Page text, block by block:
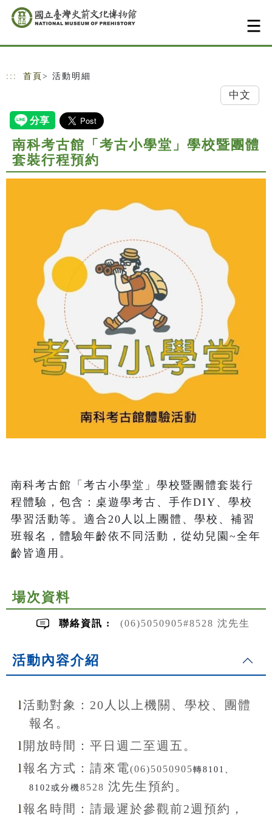
跳到主要內容
網站導覽
::: 首頁 > 活動明細
中文
南科考古館「考古小學堂」學校暨團體
套裝行程預約
南科考古館「考古小學堂」學校暨團體套裝行
程體驗，包含：桌遊學考古、手作DIY、學校
學習活動等。適合20人以上團體、學校、補習
班報名，體驗年齡依不同活動，從幼兒園~全年
齡皆適用。
場次資料
聯絡資訊 : (06)5050905#8528 沈先生
活動內容介紹
l活動對象：20 人以上機關、學校、團體
報名。
l 開放時間： 平日週二至週五。
l報名方式： 請來電(06)5050905轉8101、
8102或分機8528 沈先生預約。
l報名 時間： 請最遲於參觀前2週預約，